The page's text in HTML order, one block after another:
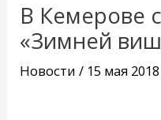
В Кемерове
«Зимней
Новости / 15 мая 2018
записям